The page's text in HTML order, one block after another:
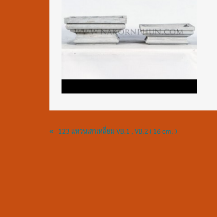
« 123 แหวนเสาเหลี่ยม VB.1 , VB.2 ( 16 cm. )